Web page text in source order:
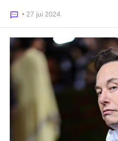
• 27 jui 2024